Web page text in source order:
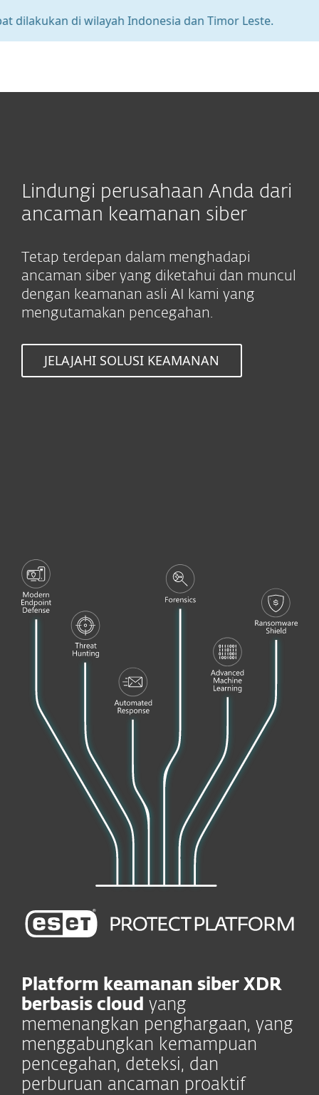
wilayah Indonesia dan Timor Leste.
Lindungi perusahaan Anda dari
ancaman keamanan siber
Tetap terdepan dalam menghadapi
ancaman siber yang diketahui dan muncul
dengan keamanan asli AI kami yang
mengutamakan pencegahan.
JELAJAHI SOLUSI KEAMANAN
Platform keamanan siber XDR
berbasis cloud yang
memenangkan penghargaan, yang
menggabungkan kemampuan
pencegahan, deteksi, dan
perburuan ancaman proaktif